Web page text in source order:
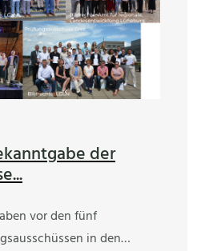
der
vor den fünf
in den…